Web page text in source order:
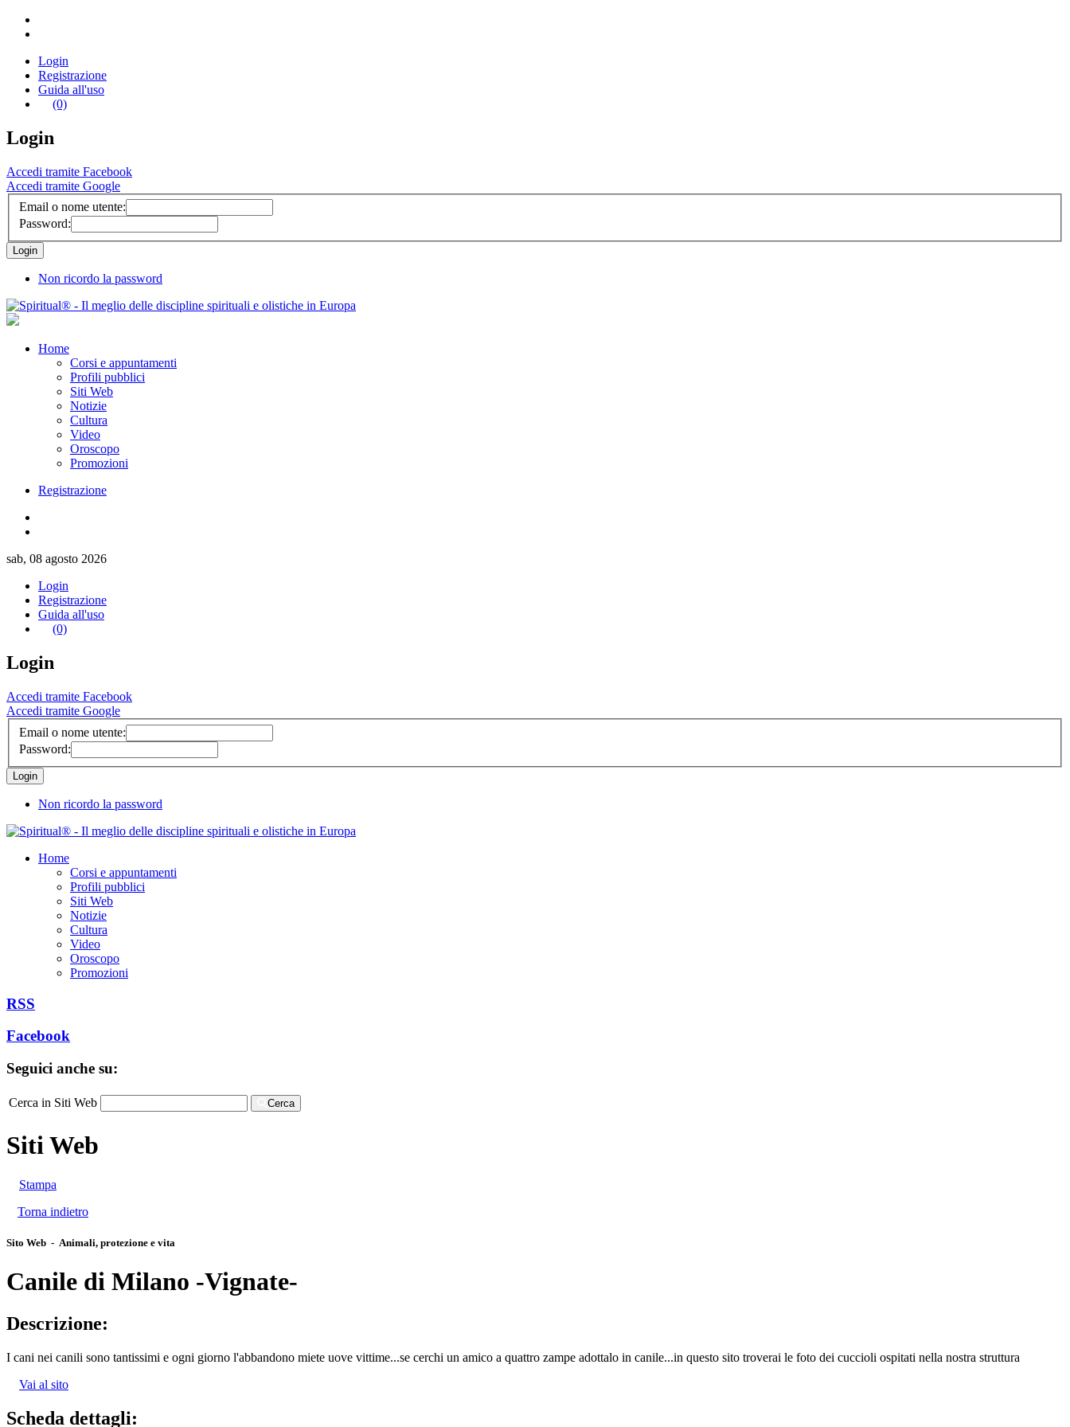
Login
Registrazione
Guida all'uso
(0)
Login
Accedi tramite Facebook
Accedi tramite Google
Email o nome utente:
Password:
Non ricordo la password
Home
Corsi e appuntamenti
Profili pubblici
Siti Web
Notizie
Cultura
Video
Oroscopo
Promozioni
Registrazione
sab, 08 agosto 2026
Login
Registrazione
Guida all'uso
(0)
Login
Accedi tramite Facebook
Accedi tramite Google
Email o nome utente:
Password:
Non ricordo la password
Home
Corsi e appuntamenti
Profili pubblici
Siti Web
Notizie
Cultura
Video
Oroscopo
Promozioni
RSS
Facebook
Seguici anche su:
Cerca in Siti Web Cerca
Siti Web
Stampa
Torna indietro
Sito Web - Animali, protezione e vita
Canile di Milano -Vignate-
Descrizione:
I cani nei canili sono tantissimi e ogni giorno l'abbandono miete uove vittime...se cerchi un amico a quattro zampe adottalo in canile...in questo sito troverai le foto dei cuccioli ospitati nella nostra struttura
Vai al sito
Scheda dettagli: